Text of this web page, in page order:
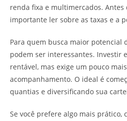
renda fixa e multimercados.
importante ler sobre as taxas e a
Para quem busca maior potencial
podem ser interessantes. Investir
rentável, mas exige um pouco
acompanhamento. O ideal é
quantias e diversificando sua
Se você prefere algo mais prático,